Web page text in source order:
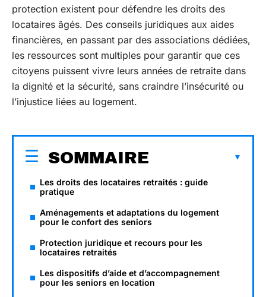
protection existent pour défendre les droits des
locataires âgés. Des conseils juridiques aux aides
financières, en passant par des associations dédiées,
les ressources sont multiples pour garantir que ces
citoyens puissent vivre leurs années de retraite dans
la dignité et la sécurité, sans craindre l’insécurité ou
l’injustice liées au logement.
SOMMAIRE
Les droits des locataires retraités : guide
pratique
Aménagements et adaptations du logement
pour le confort des seniors
Protection juridique et recours pour les
locataires retraités
Les dispositifs d’aide et d’accompagnement
pour les seniors en location